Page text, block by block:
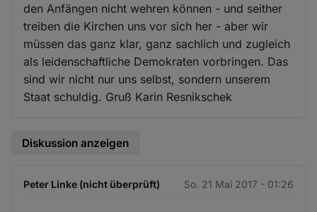
den Anfängen nicht wehren können - und seither
treiben die Kirchen uns vor sich her - aber wir
müssen das ganz klar, ganz sachlich und zugleich
als leidenschaftliche Demokraten vorbringen. Das
sind wir nicht nur uns selbst, sondern unserem
Staat schuldig. Gruß Karin Resnikschek
Diskussion anzeigen
Peter Linke (nicht überprüft) So. 21 Mai 2017 - 01:26